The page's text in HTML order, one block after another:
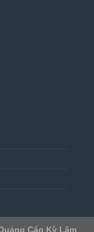
Cáo Kỳ Lâm